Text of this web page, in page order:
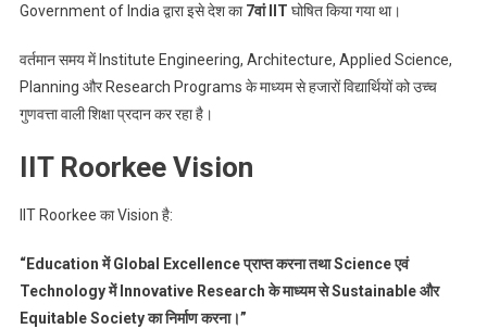
Government of India द्वारा इसे देश का7वां IIT घोषित किया गया था।
वर्तमान समय में Institute Engineering, Architecture, Applied Science,
Planning और Research Programs के माध्यम से हजारों विद्यार्थियों को उच्च
गुणवत्ता वाली शिक्षा प्रदान कर रहा है।
IIT Roorkee Vision
IIT Roorkee का Vision है:
“Education में Global Excellence प्राप्त करना तथा Science एवं
Technology में Innovative Research के माध्यम से Sustainable और
Equitable Society का निर्माण करना।”